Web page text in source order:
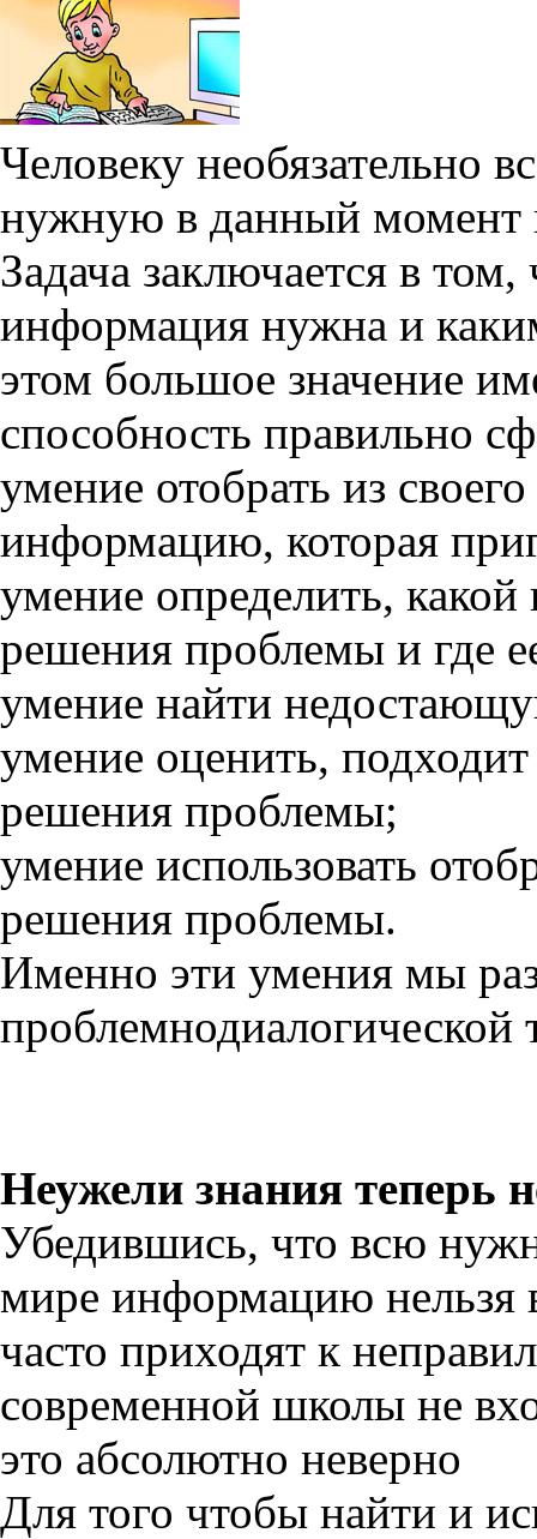
Человеку необязательно
нужную в данный
Задача заключается в
информация нужна и
этом большое значение
способность правильно
умение отобрать из
информацию, которая
умение определить,
решения проблемы и где
умение найти
умение оценить,
решения проблемы;
умение использовать
решения проблемы.
Именно эти умения мы
проблемнодиалогической
Неужели знания теперь
Убедившись, что всю
мире информацию нельзя
часто приходят к
современной школы не
это абсолютно неверно
Для того чтобы найти и